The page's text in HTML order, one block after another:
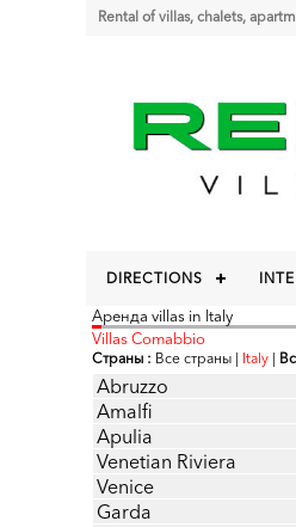
Rental of villas, chalets,
DIRECTIONS
Аренда villas in Italy
Villas Comabbio
Страны : Все страны | Italy |
Abruzzo
Amalfi
Apulia
Venetian Riviera
Venice
Garda